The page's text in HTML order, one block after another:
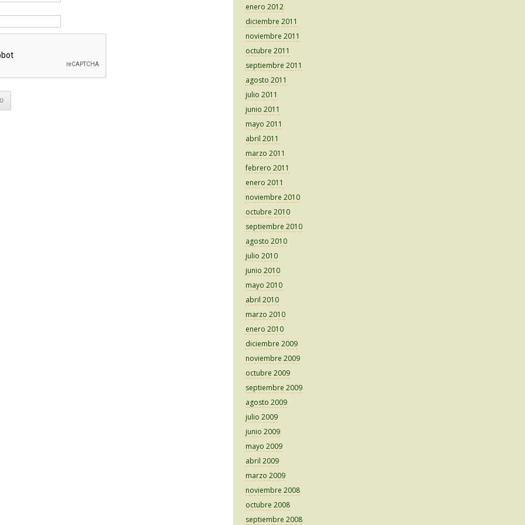
enero 2012
diciembre 2011
noviembre 2011
octubre 2011
septiembre 2011
agosto 2011
julio 2011
junio 2011
mayo 2011
abril 2011
marzo 2011
febrero 2011
enero 2011
noviembre 2010
octubre 2010
septiembre 2010
agosto 2010
julio 2010
junio 2010
mayo 2010
abril 2010
marzo 2010
enero 2010
diciembre 2009
noviembre 2009
octubre 2009
septiembre 2009
agosto 2009
julio 2009
junio 2009
mayo 2009
abril 2009
marzo 2009
noviembre 2008
octubre 2008
septiembre 2008